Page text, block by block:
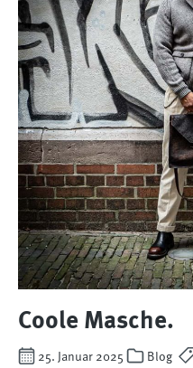
Coole Masche.
25. Januar 2025 Blog